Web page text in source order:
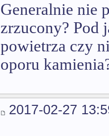
Generalnie nie
zrzucony? Pod
powietrza czy
oporu
2017-02-27